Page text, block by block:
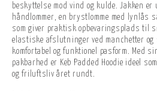
beskyttelse mod vind og kulde. Jakken er
håndlommer, en brystlomme med lynlås
som giver praktisk opbevaringsplads til
elastiske afslutninger ved manchetter og
komfortabel og funktionel pasform. Med
pakbarhed er Keb Padded Hoodie ideel
og friluftsliv året rundt.